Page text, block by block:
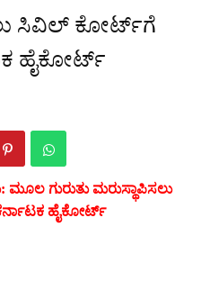
ಸಿವಿಲ್ ಕೋರ್ಟ್‌ಗೆ
ಹೈಕೋರ್ಟ್‌
ಗುರುತು ಮರುಸ್ಥಾಪಿಸಲು
ಹೈಕೋರ್ಟ್‌